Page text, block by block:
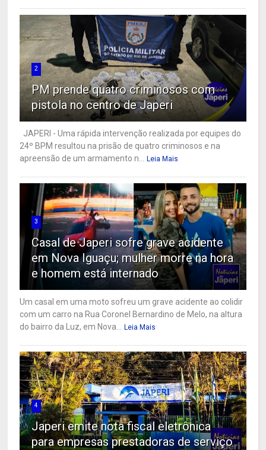
2
PM prende quatro criminosos com
pistola no centro de Japeri
JAPERI - Uma rápida intervenção realizada por equipes do
24º BPM resultou na prisão de quatro criminosos e na
apreensão de um armamento n...
Leia Mais
3
Casal de Japeri sofre grave acidente
em Nova Iguaçu; mulher morre na hora
e homem está internado
Um casal em uma moto sofreu um grave acidente ao colidir
com um carro na Rua Coronel Bernardino de Melo, na altura
do bairro da Luz, em Nova...
Leia Mais
4
Japeri emite nota fiscal eletrônica
para empresas prestadoras de serviço